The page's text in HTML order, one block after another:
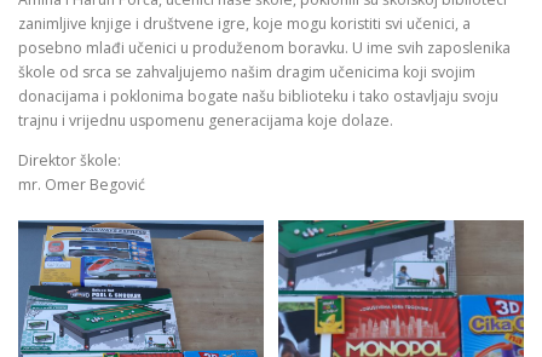
RODITELJI PEDAGOŠKA SLUŽBA BIBLIOTEKA
PRODUŽENI BORAVAK
zanimljive knjige i društvene igre, koje mogu koristiti svi učenici, a
posebno mlađi učenici u produženom boravku. U ime svih zaposlenika
škole od srca se zahvaljujemo našim dragim učenicima koji svojim
donacijama i poklonima bogate našu biblioteku i tako ostavljaju svoju
trajnu i vrijednu uspomenu generacijama koje dolaze.
Direktor škole:
mr. Omer Begović